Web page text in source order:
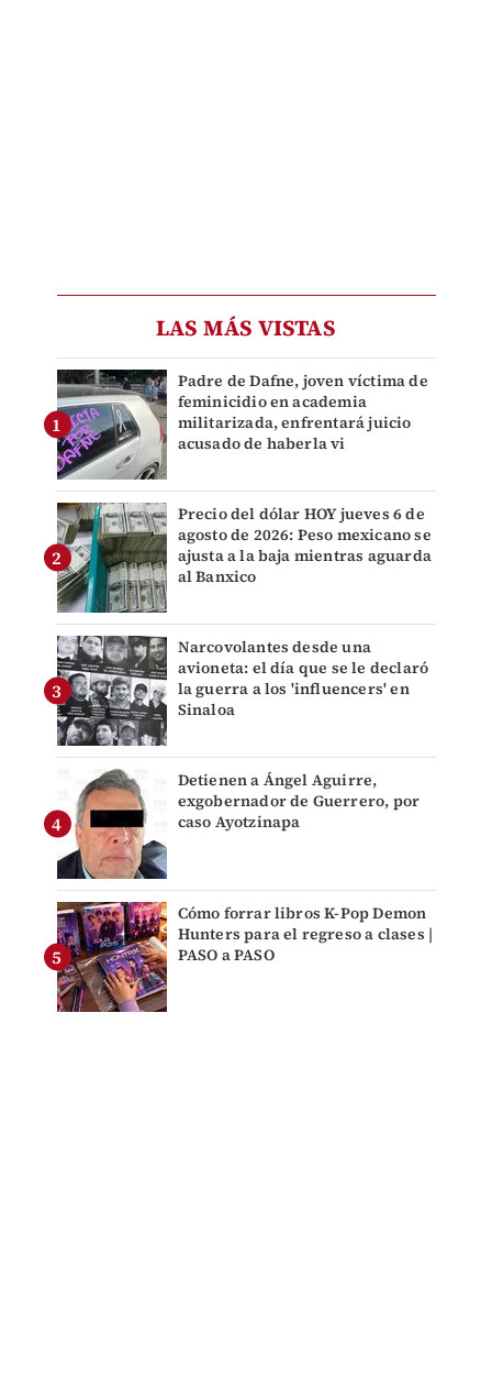
LAS MÁS VISTAS
Padre de Dafne, joven víctima de
feminicidio en academia
militarizada, enfrentará juicio
acusado de haberla vi
Precio del dólar HOY jueves 6 de
agosto de 2026: Peso mexicano se
ajusta a la baja mientras aguarda
al Banxico
Narcovolantes desde una
avioneta: el día que se le declaró
la guerra a los 'influencers' en
Sinaloa
Detienen a Ángel Aguirre,
exgobernador de Guerrero, por
caso Ayotzinapa
Cómo forrar libros K-Pop Demon
Hunters para el regreso a clases |
PASO a PASO